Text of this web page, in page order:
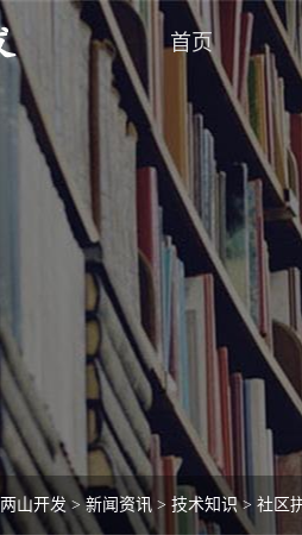
首页
两山开发 >新闻资讯 > 技术知识> 社区